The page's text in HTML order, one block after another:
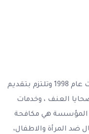
هي مؤسسة فلسطينية رائدة تأسست عام 1998 وتلتزم بتقديم
العنف ، وخدمات
المؤسسة هي مكافحة
ضد المرأة والاطفال،